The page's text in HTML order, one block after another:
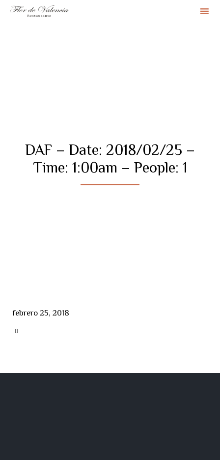
DAF – Date: 2018/02/25 –
Time: 1:00am – People: 1
febrero 25, 2018
